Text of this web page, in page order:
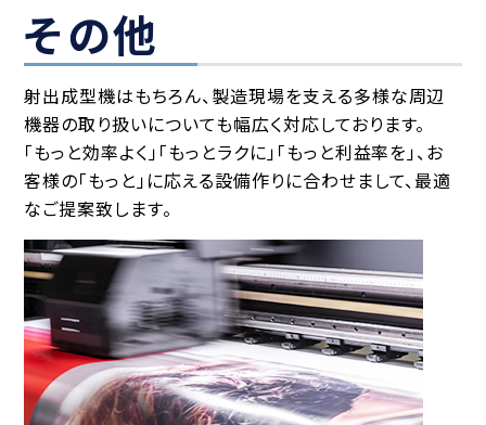
その他
射出成型機はもちろん、製造現場を支える多様な周辺
機器の取り扱いについても幅広く対応しております。
「もっと効率よく」「もっとラクに」「もっと利益率を」、お
客様の「もっと」に応える設備作りに合わせまして、最適
なご提案致します。